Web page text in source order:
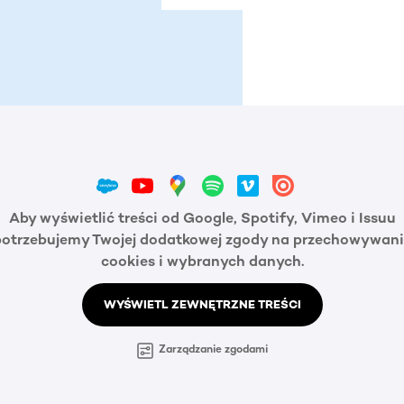
Aby wyświetlić treści od Google, Spotify, Vimeo i Issuu
Twojej dodatkowej zgody na
cookies i wybranych danych.
WYŚWIETL ZEWNĘTRZNE TREŚCI
Zarządzanie zgodami